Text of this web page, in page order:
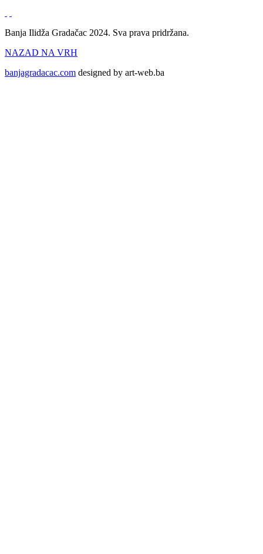
Banja Ilidža Gradačac 2024. Sva prava pridržana.
NAZAD NA VRH
banjagradacac.com designed by art-web.ba